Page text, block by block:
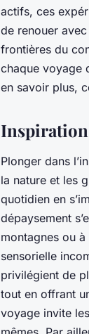
actifs, ces
de renouer
frontières du
chaque voyage
en savoir plus,
Plonger dans
la nature et les
quotidien en
dépaysement
montagnes ou
sensorielle
privilégient de
tout en offrant
voyage invite